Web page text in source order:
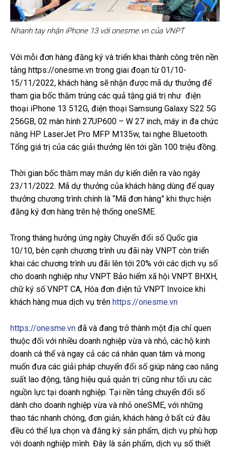
Nhanh tay nhận iPhone 13 với onesme.vn của VNPT
Với mỗi đơn hàng đăng ký và triển khai thành công trên nền
tảng https://onesme.vn trong giai đoạn từ 01/10-
15/11/2022, khách hàng sẽ nhận được mã dự thưởng để
tham gia bốc thăm trúng các quả tặng giá trị như điện
thoại iPhone 13 512G, điện thoại Samsung Galaxy S22 5G
256GB, 02 màn hình 27UP600 – W 27 inch, máy in đa chức
năng HP LaserJet Pro MFP M135w, tai nghe Bluetooth.
Tổng giá trị của các giải thưởng lên tới gần 100 triệu đồng.
Thời gian bốc thăm may mắn dự kiến diễn ra vào ngày
23/11/2022. Mã dự thưởng của khách hàng dùng để quay
thưởng chương trình chính là “Mã đơn hàng” khi thực hiện
đăng ký đơn hàng trên hệ thống oneSME.
Trong tháng hưởng ứng ngày Chuyển đổi số Quốc gia
10/10, bên cạnh chương trình ưu đãi này VNPT còn triển
khai các chương trình ưu đãi lên tới 20% với các dịch vụ số
cho doanh nghiệp như VNPT Bảo hiểm xã hội VNPT BHXH,
chữ ký số VNPT CA, Hóa đơn điện tử VNPT Invoice khi
khách hàng mua dịch vụ trên https://onesme.vn
https://onesme.vn đã và đang trở thành một địa chỉ quen
thuộc đối với nhiều doanh nghiệp vừa và nhỏ, các hộ kinh
doanh cá thể và ngay cả các cá nhân quan tâm và mong
muốn đưa các giải pháp chuyển đổi số giúp nâng cao năng
suất lao động, tăng hiệu quả quản trị cũng như tối ưu các
nguồn lực tại doanh nghiệp. Tại nền tảng chuyển đổi số
dành cho doanh nghiệp vừa và nhỏ oneSME, với những
thao tác nhanh chóng, đơn giản, khách hàng ở bất cứ đâu
đều có thể lựa chọn và đăng ký sản phẩm, dịch vụ phù hợp
với doanh nghiệp mình. Đây là sản phẩm, dịch vụ số thiết